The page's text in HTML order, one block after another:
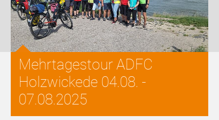
Mehrtagestour ADFC
Holzwickede 04.08. -
07.08.2025